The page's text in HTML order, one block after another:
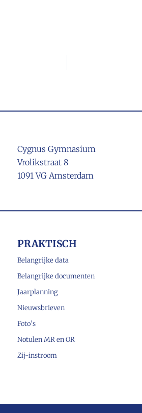
Cygnus Gymnasium
Vrolikstraat 8
1091 VG Amsterdam
PRAKTISCH
Belangrijke data
Belangrijke documenten
Jaarplanning
Nieuwsbrieven
Foto’s
Notulen MR en OR
Zij-instroom